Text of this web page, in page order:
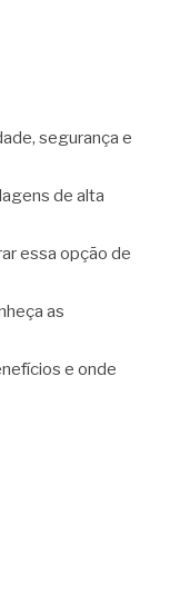
segurança e
de alta
essa opção de
as
e onde